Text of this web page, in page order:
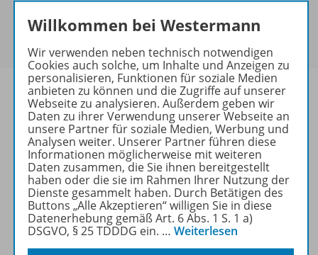
Um den für Sie gültigen Preis zu sehen,melden Sie
Informationen
Weitere Inhalte der Ausgabe
Ergänzende Materialien
Willkommen bei Westermann
Wir verwenden neben technisch notwendigen
Cookies auch solche, um Inhalte und Anzeigen zu
personalisieren, Funktionen für soziale Medien
anbieten zu können und die Zugriffe auf unserer
Webseite zu analysieren. Außerdem geben wir
Daten zu ihrer Verwendung unserer Webseite an
unsere Partner für soziale Medien, Werbung und
Analysen weiter. Unserer Partner führen diese
Informationen möglicherweise mit weiteren
Daten zusammen, die Sie ihnen bereitgestellt
haben oder die sie im Rahmen Ihrer Nutzung der
Dienste gesammelt haben. Durch Betätigen des
Buttons „Alle Akzeptieren“ willigen Sie in diese
Datenerhebung gemäß Art. 6 Abs. 1 S. 1 a)
DSGVO, § 25 TDDDG ein. … Weiterlesen